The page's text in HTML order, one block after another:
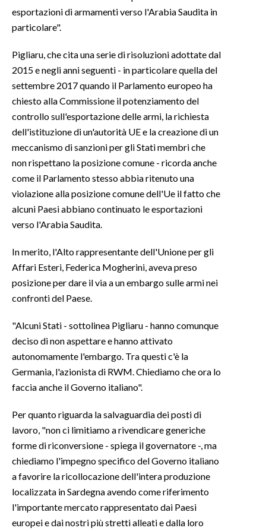
INSULARITÀ
ABBONATI
ANNUNCI
SPIAGGE
STORE
esportazioni di armamenti verso l'Arabia Saudita in
particolare".
Pigliaru, che cita una serie di risoluzioni adottate dal
2015 e negli anni seguenti - in particolare quella del
settembre 2017 quando il Parlamento europeo ha
chiesto alla Commissione il potenziamento del
controllo sull'esportazione delle armi, la richiesta
dell'istituzione di un'autorità UE e la creazione di un
meccanismo di sanzioni per gli Stati membri che
non rispettano la posizione comune - ricorda anche
come il Parlamento stesso abbia ritenuto una
violazione alla posizione comune dell'Ue il fatto che
alcuni Paesi abbiano continuato le esportazioni
verso l'Arabia Saudita.
In merito, l'Alto rappresentante dell'Unione per gli
Affari Esteri, Federica Mogherini, aveva preso
posizione per dare il via a un embargo sulle armi nei
confronti del Paese.
"Alcuni Stati - sottolinea Pigliaru - hanno comunque
deciso di non aspettare e hanno attivato
autonomamente l'embargo. Tra questi c'è la
Germania, l'azionista di RWM. Chiediamo che ora lo
faccia anche il Governo italiano".
Per quanto riguarda la salvaguardia dei posti di
lavoro, "non ci limitiamo a rivendicare generiche
forme di riconversione - spiega il governatore -, ma
chiediamo l'impegno specifico del Governo italiano
a favorire la ricollocazione dell'intera produzione
localizzata in Sardegna avendo come riferimento
l'importante mercato rappresentato dai Paesi
europei e dai nostri più stretti alleati e dalla loro